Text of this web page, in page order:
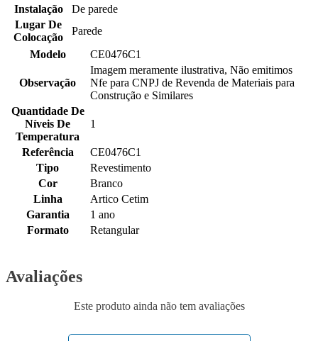
Instalação
De parede
Lugar De
Colocação
Parede
Modelo
CE0476C1
Observação
Imagem meramente ilustrativa, Não emitimos
Nfe para CNPJ de Revenda de Materiais para
Construção e Similares
Quantidade De
Níveis De
Temperatura
1
Referência
CE0476C1
Tipo
Revestimento
Cor
Branco
Linha
Artico Cetim
Garantia
1 ano
Formato
Retangular
Avaliações
Este produto ainda não tem avaliações